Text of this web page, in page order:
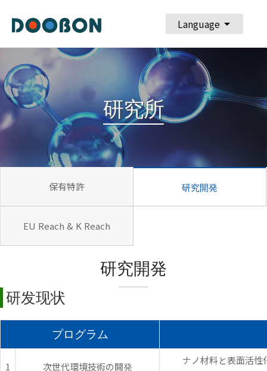
Language arrow_drop_down
研究所
保有特許 研究開発
EU Reach & K Reach
研究開発
研发现状
プログラム
1 次世代環境技術の開発
ナノ材料と表面活